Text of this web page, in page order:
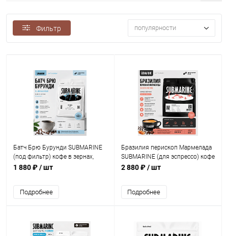
Фильтр популярности
Батч Брю Бурунди SUBMARINE
(под фильтр) кофе в зернах,
упак. 500 г.
1 880 ₽/ шт
Подробнее
Бразилия перископ Мармелада
SUBMARINE (для эспрессо) кофе
в зернах, упак. 1 кг.
2 880 ₽/ шт
Подробнее